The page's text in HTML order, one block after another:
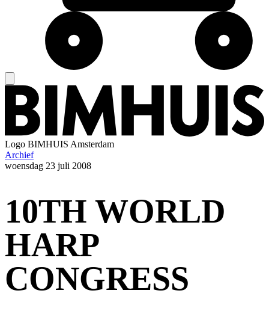
Logo BIMHUIS Amsterdam
Archief
woensdag 23 juli 2008
10TH WORLD
HARP
CONGRESS